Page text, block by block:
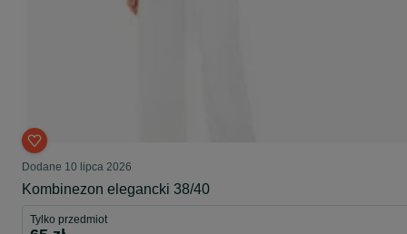
Dodane 10 lipca 2026
Kombinezon elegancki 38/40
Tylko przedmiot